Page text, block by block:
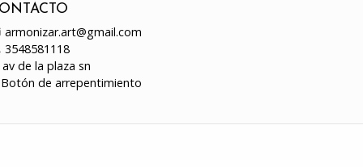
armonizar.art@gmail.com
3548581118
av de la plaza sn
de arrepentimiento